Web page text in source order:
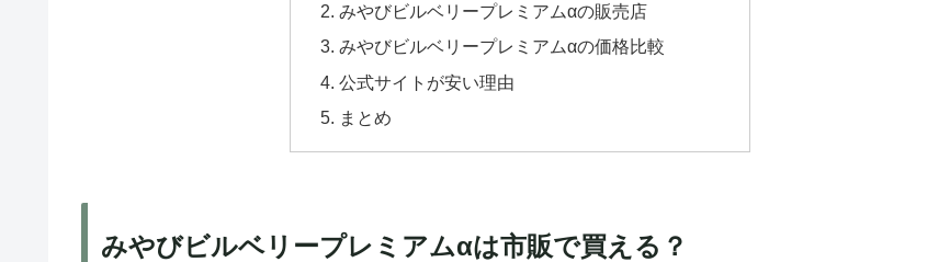
みやびビルベリープレミアムαの販売店
みやびビルベリープレミアムαの価格比較
公式サイトが安い理由
まとめ
みやびビルベリープレミアムαは市販で買える？